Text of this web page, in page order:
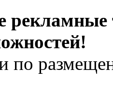
рекламные
по